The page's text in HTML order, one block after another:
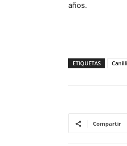
años.
ETIQUETAS
Compartir